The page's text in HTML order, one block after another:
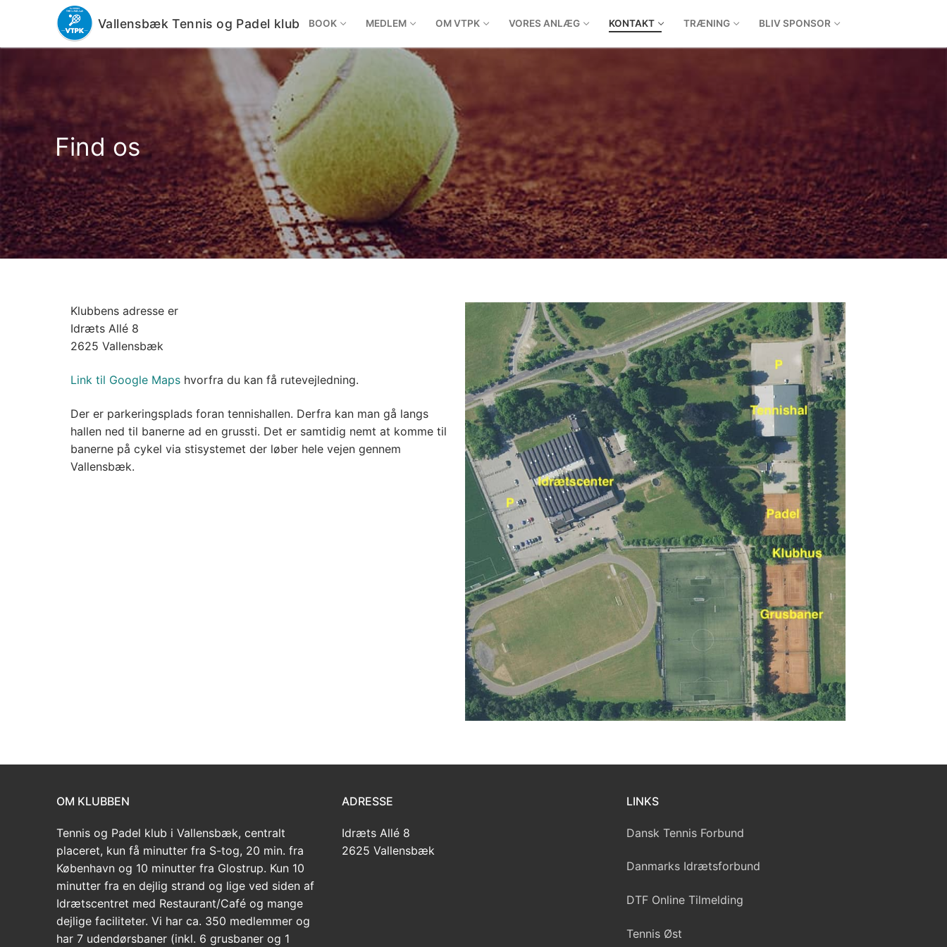
Vallensbæk Tennis og Padel klub BOOK MEDLEM OM VTPK VORES ANLÆG KONTAKT TRÆNING BLIV SPONSOR
Find os
Klubbens adresse er
Idræts Allé 8
2625 Vallensbæk
Link til Google Maps hvorfra du kan få rutevejledning.
Der er parkeringsplads foran tennishallen. Derfra kan man gå langs
hallen ned til banerne ad en grussti. Det er samtidig nemt at komme til
banerne på cykel via stisystemet der løber hele vejen gennem
Vallensbæk.
OM KLUBBEN
Tennis og Padel klub i Vallensbæk, centralt
placeret, kun få minutter fra S-tog, 20 min. fra
København og 10 minutter fra Glostrup. Kun 10
minutter fra en dejlig strand og lige ved siden af
Idrætscentret med Restaurant/Café og mange
dejlige faciliteter. Vi har ca. 350 medlemmer og
har 7 udendørsbaner (inkl. 6 grusbaner og 1
ADRESSE
Idræts Allé 8
2625 Vallensbæk
LINKS
Dansk Tennis Forbund
Danmarks Idrætsforbund
DTF Online Tilmelding
Tennis Øst